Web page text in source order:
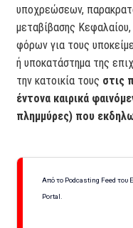
υποχρεώσεων,
μεταβίβασης
φόρων για τους
ή υποκατάστημα της
την κατοικία τους στις
έντονα καιρικά
πλημμύρες) που
Από το Podcasting Feed του
Portal.